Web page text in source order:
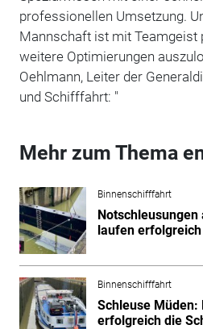
professionellen Umsetzung.
Mannschaft ist mit Teamgeist
weitere Optimierungen
Oehlmann, Leiter der
und Schifffahrt: "
Mehr zum Thema
Binnenschifffahrt
Notschleusungen
laufen erfolgreich
Binnenschifffahrt
Schleuse
erfolgreich die